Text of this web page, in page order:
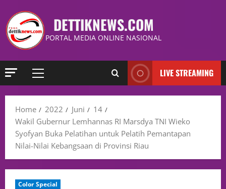
DETTIKNEWS.COM
PORTAL MEDIA ONLINE NASIONAL
LIVE STREAMING
Home 2022 Juni
14
Wakil Gubernur Lemhannas RI Marsdya TNI Wieko
Syofyan Buka Pelatihan untuk Pelatih Pemantapan
Nilai-Nilai Kebangsaan di Provinsi Riau
Color Special